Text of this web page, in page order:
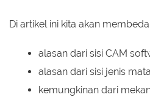
Di artikel ini kita akan
alasan dari sisi CAM
alasan dari sisi jenis
kemungkinan dari